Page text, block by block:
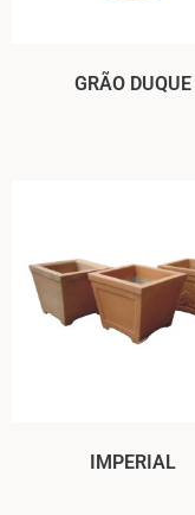
GRÃO DUQUE
IMPERIAL